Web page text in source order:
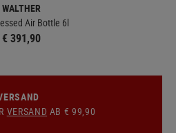
WALTHER
Air Bottle 6l
€ 391,90
VERSAND AB € 99,90